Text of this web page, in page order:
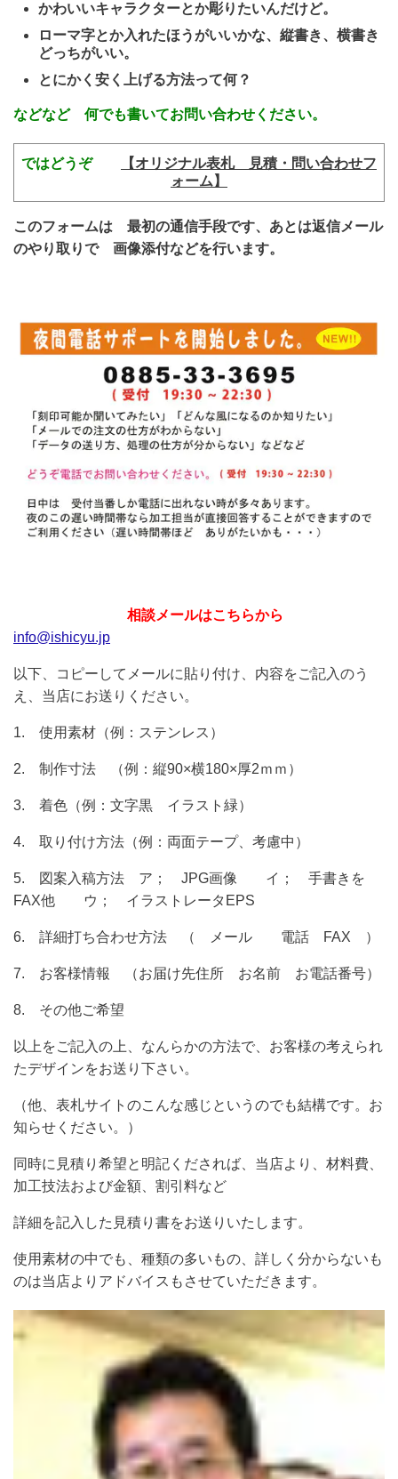
かわいいキャラクターとか彫りたいんだけど。
ローマ字とか入れたほうがいいかな、縦書き、横書き
どっちがいい。
とにかく安く上げる方法って何？
などなど 何でも書いてお問い合わせください。
ではどうぞ
【オリジナル表札 見積・問い合わせフ
ォーム】
このフォームは 最初の通信手段です、あとは返信メール
のやり取りで 画像添付などを行います。
相談メールはこちらから
info@ishicyu.jp
以下、コピーしてメールに貼り付け、内容をご記入のう
え、当店にお送りください。
1. 使用素材（例：ステンレス）
2. 制作寸法 （例：縦90×横180×厚2ｍｍ）
3. 着色（例：文字黒 イラスト緑）
4. 取り付け方法（例：両面テープ、考慮中）
5. 図案入稿方法 ア； JPG画像 イ； 手書きを
FAX他 ウ； イラストレータEPS
6. 詳細打ち合わせ方法 （ メール 電話 FAX ）
7. お客様情報 （お届け先住所 お名前 お電話番号）
8. その他ご希望
以上をご記入の上、なんらかの方法で、お客様の考えられ
たデザインをお送り下さい。
（他、表札サイトのこんな感じというのでも結構です。お
知らせください。）
同時に見積り希望と明記くだされば、当店より、材料費、
加工技法および金額、割引料など
詳細を記入した見積り書をお送りいたします。
使用素材の中でも、種類の多いもの、詳しく分からないも
のは当店よりアドバイスもさせていただきます。